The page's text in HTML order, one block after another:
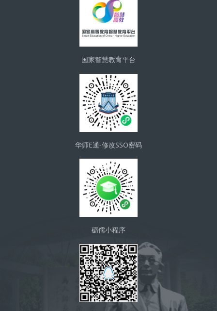
国家智慧教育平台
华师E通-修改SSO密码
砺儒小程序